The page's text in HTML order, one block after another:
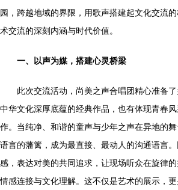
园，跨越地域的界限，用歌声搭建起文化交流
术交流的深刻内涵与时代价值。
一、以声为媒，搭建心灵桥梁
此次交流活动，尚美之声合唱团精心准备
中华文化深厚底蕴的经典作品，也有体现青春
作。当纯净、和谐的童声与少年之声在异地的
语言的藩篱，成为最直接、最动人的沟通语言
感，表达对美的共同追求，让现场听众在旋律
情感连接与文化理解。这不仅是艺术的展示，更